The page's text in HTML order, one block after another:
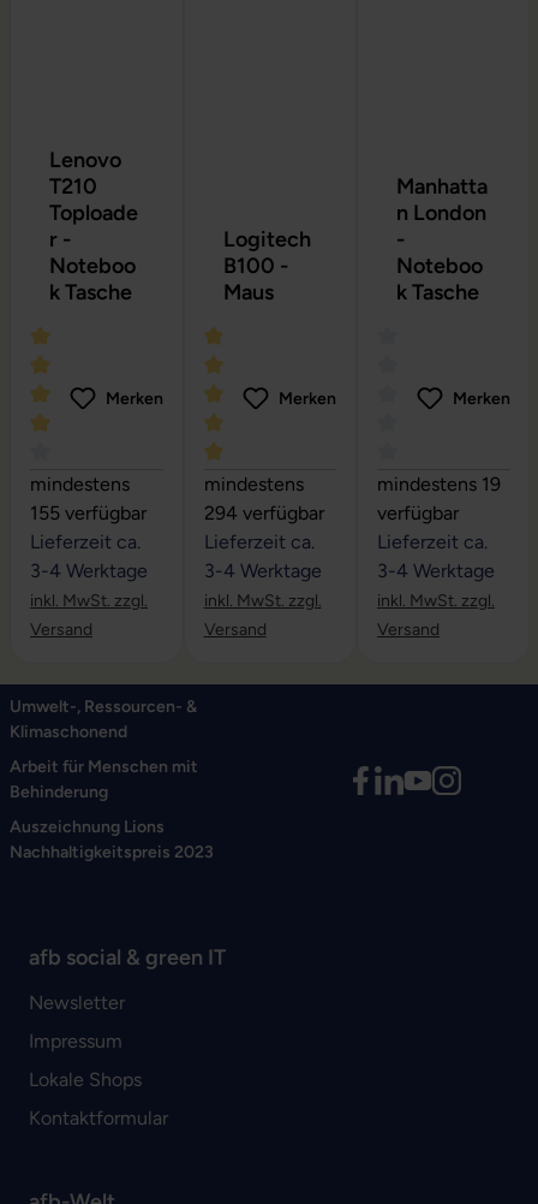
Lenovo
T210
Toploade
r -
Noteboo
k Tasche
Durchschnittliche Bewertung von 4 von 5 Sternen
Merken
mindestens
155 verfügbar
Lieferzeit ca.
3-4 Werktage
inkl. MwSt. zzgl.
Versand
Logitech
B100 -
Maus
Durchschnittliche Bewertung von 5
Merken
mindestens
294 verfügbar
Lieferzeit ca.
3-4 Werktage
inkl. MwSt. zzgl.
Versand
Manhatta
n London
-
Noteboo
k Tasche
Durchschnittliche
Merken
mindestens 19
verfügbar
Lieferzeit ca.
3-4 Werktage
inkl. MwSt. zzgl.
Versand
Umwelt-, Ressourcen- &
Klimaschonend
Arbeit für Menschen mit
Behinderung
Auszeichnung Lions
Nachhaltigkeitspreis 2023
afb social & green IT
Newsletter
Impressum
Lokale Shops
Kontaktformular